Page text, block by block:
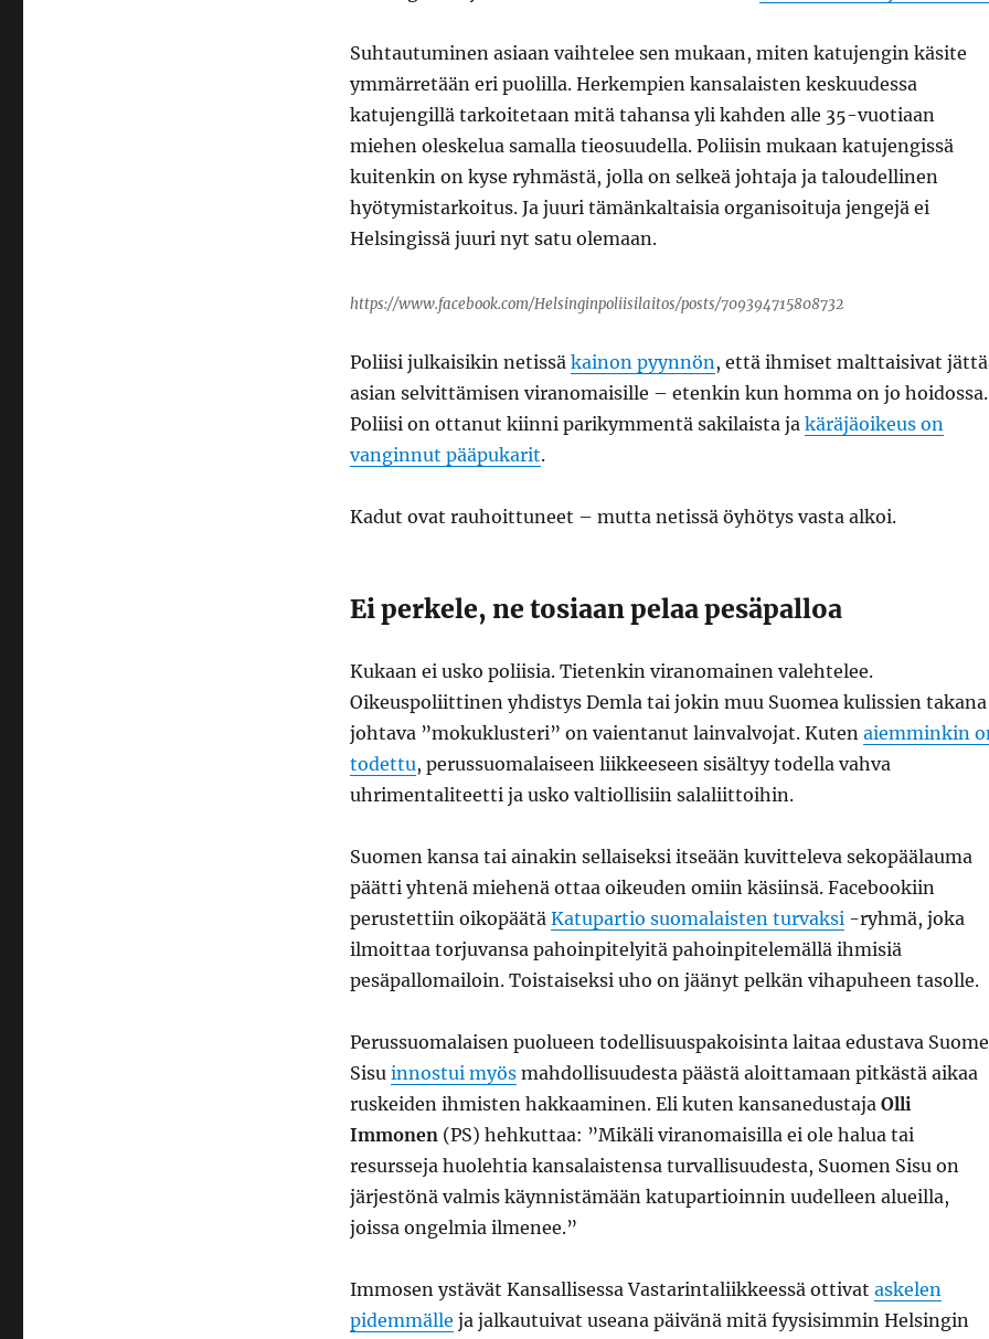
Suhtautuminen asiaan vaihtelee sen mukaan, miten katujengin käsite
ymmärretään eri puolilla. Herkempien kansalaisten keskuudessa
katujengillä tarkoitetaan mitä tahansa yli kahden alle 35-vuotiaan
miehen oleskelua samalla tieosuudella. Poliisin mukaan katujengissä
kuitenkin on kyse ryhmästä, jolla on selkeä johtaja ja taloudellinen
hyötymistarkoitus. Ja juuri tämänkaltaisia organisoituja jengejä ei
Helsingissä juuri nyt satu olemaan.
https://www.facebook.com/Helsinginpoliisilaitos/posts/709394715808732
Poliisi julkaisikin netissä kainon pyynnön, että ihmiset malttaisivat
asian selvittämisen viranomaisille – etenkin kun homma on jo hoidossa.
Poliisi on ottanut kiinni parikymmentä sakilaista ja käräjäoikeus on
vanginnut pääpukarit.
Kadut ovat rauhoittuneet – mutta netissä öyhötys vasta alkoi.
Ei perkele, ne tosiaan pelaa pesäpalloa
Kukaan ei usko poliisia. Tietenkin viranomainen valehtelee.
Oikeuspoliittinen yhdistys Demla tai jokin muu Suomea kulissien takana
johtava ”mokuklusteri” on vaientanut lainvalvojat. Kuten aiemminkin
todettu, perussuomalaiseen liikkeeseen sisältyy todella vahva
uhrimentaliteetti ja usko valtiollisiin salaliittoihin.
Suomen kansa tai ainakin sellaiseksi itseään kuvitteleva sekopäälauma
päätti yhtenä miehenä ottaa oikeuden omiin käsiinsä. Facebookiin
perustettiin oikopäätä Katupartio suomalaisten turvaksi-ryhmä, joka
ilmoittaa torjuvansa pahoinpitelyitä pahoinpitelemällä ihmisiä
pesäpallomailoin. Toistaiseksi uho on jäänyt pelkän vihapuheen tasolle.
Perussuomalaisen puolueen todellisuuspakoisinta laitaa edustava
Sisu innostui myösmahdollisuudesta päästä aloittamaan pitkästä aikaa
ruskeiden ihmisten hakkaaminen. Eli kuten kansanedustajaOlli
Immonen(PS) hehkuttaa: ”Mikäli viranomaisilla ei ole halua tai
resursseja huolehtia kansalaistensa turvallisuudesta, Suomen Sisu on
järjestönä valmis käynnistämään katupartioinnin uudelleen alueilla,
joissa ongelmia ilmenee.”
Immosen ystävät Kansallisessa Vastarintaliikkeessä ottivat askelen
pidemmälle ja jalkautuivat useana päivänä mitä fyysisimmin Helsingin